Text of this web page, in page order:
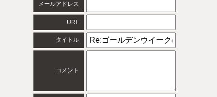
メールアドレス
URL
タイトル
コメント